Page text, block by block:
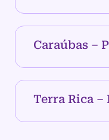
Caraúbas –
Terra Rica –